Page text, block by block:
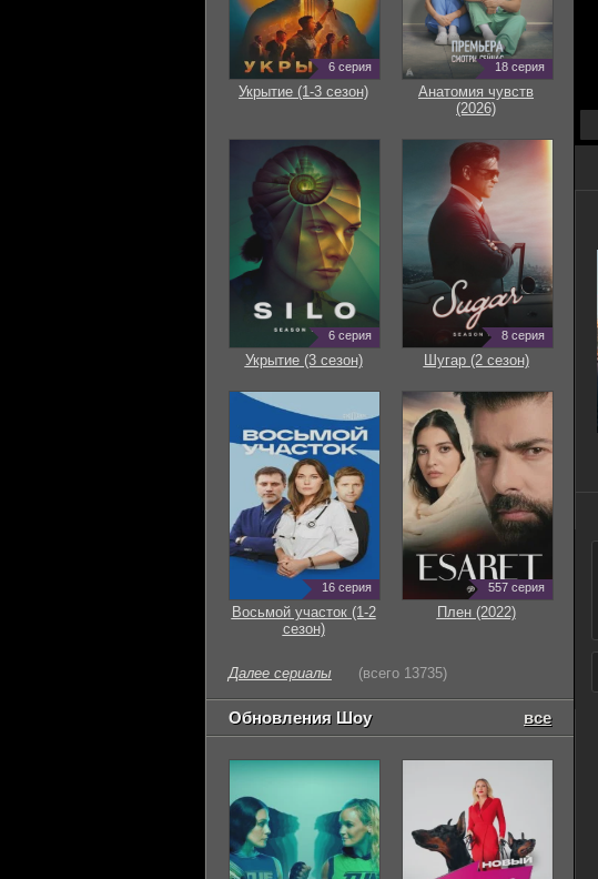
6 серия
Укрытие (1-3 сезон)
18 серия
Анатомия чувств
(2026)
6 серия
Укрытие (3 сезон)
8 серия
Шугар (2 сезон)
16 серия
Восьмой участок (1-2
сезон)
557 серия
Плен (2022)
Далее сериалы (всего 13735)
Обновления Шоу все